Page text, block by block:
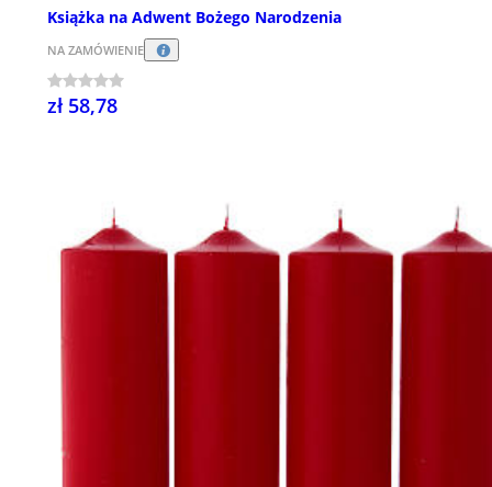
Książka na Adwent Bożego Narodzenia
NA ZAMÓWIENIE
zł 58,78